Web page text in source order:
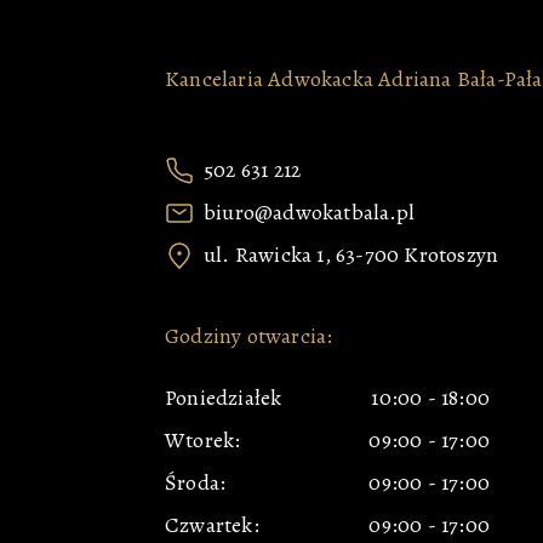
Kancelaria Adwokacka Adriana Bała-
502 631 212
biuro@adwokatbala.pl
ul. Rawicka 1, 63-700 Krotoszyn
Godziny otwarcia:
Poniedziałek 10:00 - 18:00
Wtorek:
09:00 - 17:00
Środa:
09:00 - 17:00
Czwartek:
09:00 - 17:00